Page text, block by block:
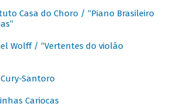
Casa do Choro / “Piano Brasileiro
Wolff / “Vertentes do violão
Santoro
Cariocas